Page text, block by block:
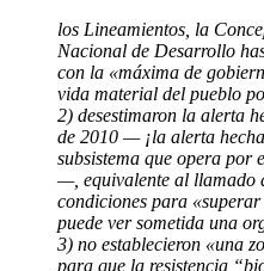
los Lineamientos, la
Nacional de Desarrollo
con la «máxima de
vida material del pueblo
2) desestimaron la alerta
de 2010 — ¡la alerta
subsistema que opera por
—, equivalente al llamado
condiciones para
puede ver sometida una
3) no establecieron «una
para que la resistencia